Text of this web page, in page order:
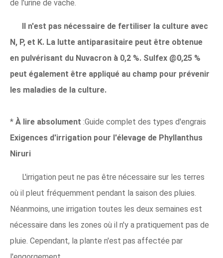
de l'urine de vache.
Il n'est pas nécessaire de fertiliser la culture avec
N, P, et K. La lutte antiparasitaire peut être obtenue
en pulvérisant du Nuvacron à 0,2 %. Sulfex @0,25 %
peut également être appliqué au champ pour prévenir
les maladies de la culture.
* À lire absolument :Guide complet des types d'engrais
Exigences d'irrigation pour l'élevage de Phyllanthus
Niruri
L'irrigation peut ne pas être nécessaire sur les terres
où il pleut fréquemment pendant la saison des pluies.
Néanmoins, une irrigation toutes les deux semaines est
nécessaire dans les zones où il n'y a pratiquement pas de
pluie. Cependant, la plante n'est pas affectée par